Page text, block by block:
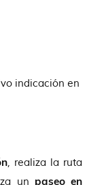
indicación en
, realiza la ruta
un paseo en